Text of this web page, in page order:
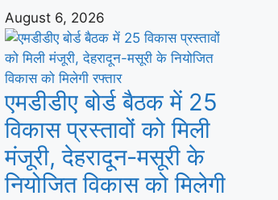
August 6, 2026
एमडीडीए बोर्ड बैठक में 25
विकास प्रस्तावों को मिली
मंजूरी, देहरादून-मसूरी के
नियोजित विकास को मिलेगी